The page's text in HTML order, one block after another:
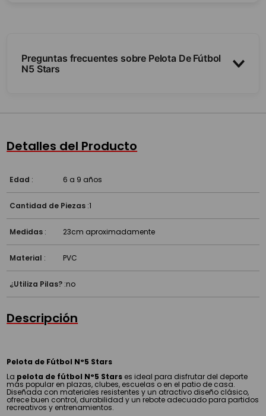
Preguntas frecuentes sobre Pelota De Fútbol
N5 Stars
Detalles del Producto
Edad : 6 a 9 años
Cantidad de Piezas :1
Medidas : 23cm aproximadamente
Material : PVC
¿Utiliza Pilas? :no
Descripción
Pelota de Fútbol N°5 Stars
La pelota de fútbol N°5 Stars es ideal para disfrutar del deporte
más popular en plazas, clubes, escuelas o en el patio de casa.
Diseñada con materiales resistentes y un atractivo diseño clásico,
ofrece buen control, durabilidad y un rebote adecuado para partidos
recreativos y entrenamientos.